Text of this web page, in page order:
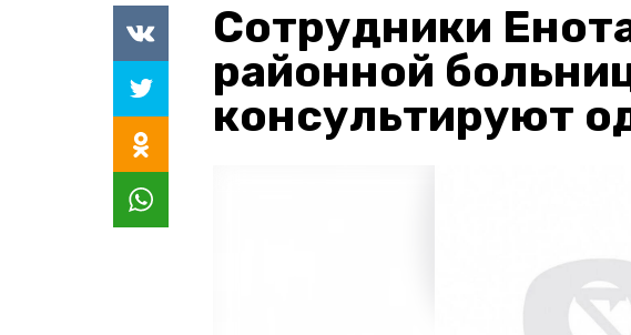
Сотрудники
районной
консультируют